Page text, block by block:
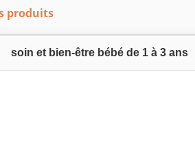
produits
soin et bien-être bébé de 1 à 3 ans